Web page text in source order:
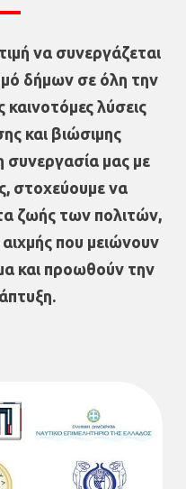
να συνεργάζεται
δήμων σε όλη την
λύσεις
και βιώσιμης
μας με
στοχεύουμε να
ζωής των πολιτών,
που μειώνουν
και προωθούν την